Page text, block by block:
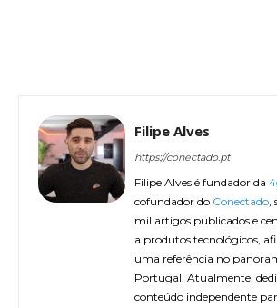
Filipe Alves
https://conectado.pt
Filipe Alves é fundador da
cofundador do Conectado,
mil artigos publicados e
a produtos tecnológicos,
uma referência no
Portugal. Atualmente,
conteúdo independente